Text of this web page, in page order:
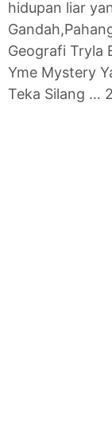
hidupan liar
Geografi Tryla
Yme Mystery
Teka Silang … 2